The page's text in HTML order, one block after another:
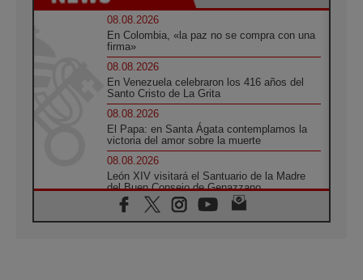
08.08.2026
En Colombia, «la paz no se compra con una
firma»
08.08.2026
En Venezuela celebraron los 416 años del
Santo Cristo de La Grita
08.08.2026
El Papa: en Santa Ágata contemplamos la
victoria del amor sobre la muerte
08.08.2026
León XIV visitará el Santuario de la Madre
del Buen Consejo de Genazzano
07.08.2026
Filipinas: el Vicariato Apostólico de Calapán